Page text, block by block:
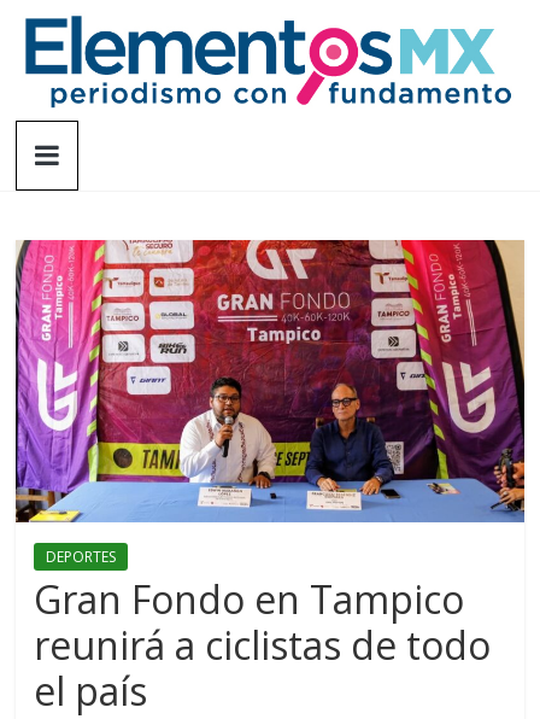
Saltar
contenido
Elementosmx
fundamento
DEPORTES
Gran Fondo en Tampico
reunirá a ciclistas de todo
el país